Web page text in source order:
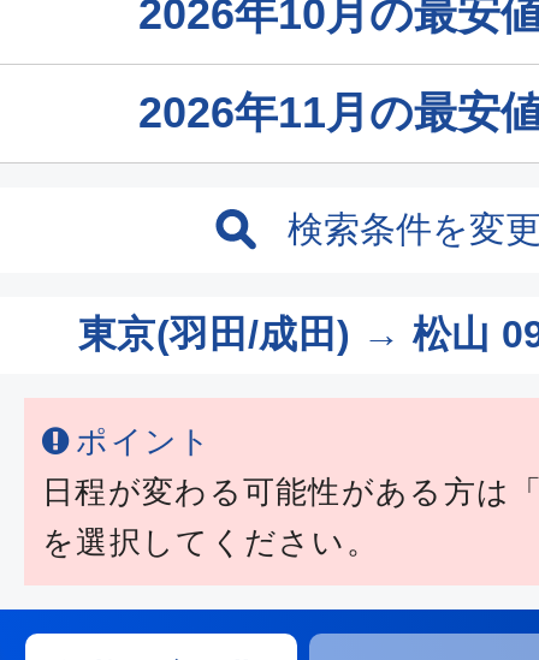
2026年10月の最安
2026年11月の最安
検索条件を変
東京(羽田/成田) → 松山
ポイント
日程が変わる可能性がある方は
を選択してください。